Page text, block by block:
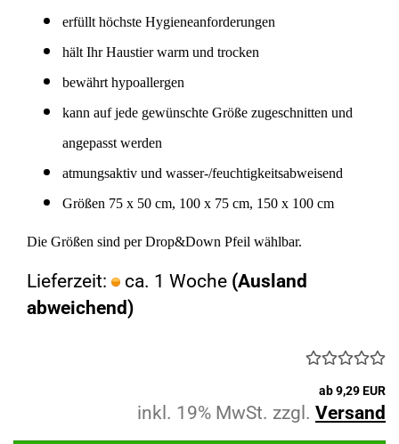
erfüllt höchste Hygieneanforderungen
hält Ihr Haustier warm und trocken
bewährt hypoallergen
kann auf jede gewünschte Größe zugeschnitten und
angepasst werden
atmungsaktiv und wasser-/feuchtigkeitsabweisend
Größen 75 x 50 cm, 100 x 75 cm, 150 x 100 cm
Die Größen sind per Drop&Down Pfeil wählbar.
Lieferzeit: ca. 1 Woche (Ausland
abweichend)
ab 9,29 EUR
inkl. 19% MwSt. zzgl. Versand